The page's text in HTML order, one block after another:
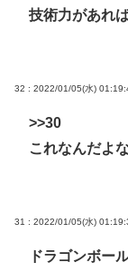
技術力があれ
32 : 2022/01/05(水)
>>30
これなんだよ
31 : 2022/01/05(水)
ドラゴンボー